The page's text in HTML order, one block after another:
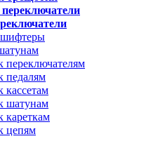
переключателям
педалям
кассетам
шатунам
кареткам
цепям